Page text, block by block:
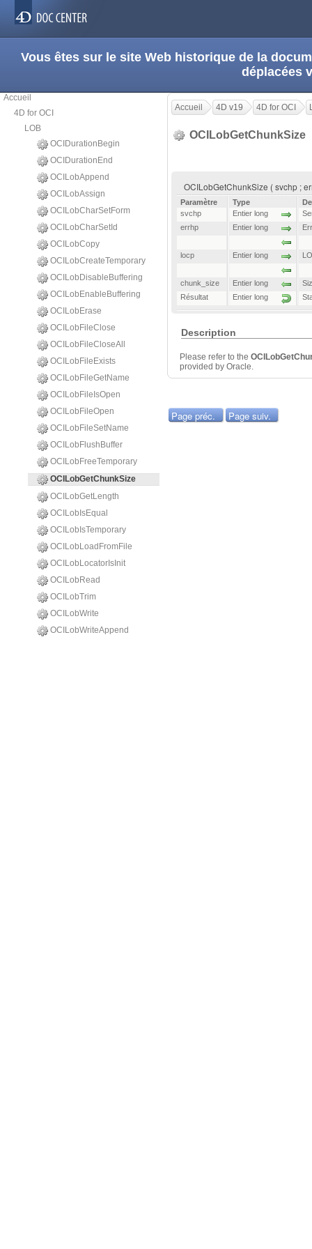
Vous êtes sur le site Web historique de la
déplacées
Accueil
4D for OCI
LOB
OCIDurationBegin
OCIDurationEnd
OCILobAppend
OCILobAssign
OCILobCharSetForm
OCILobCharSetId
OCILobCopy
OCILobCreateTemporary
OCILobDisableBuffering
OCILobEnableBuffering
OCILobErase
OCILobFileClose
OCILobFileCloseAll
OCILobFileExists
OCILobFileGetName
OCILobFileIsOpen
OCILobFileOpen
OCILobFileSetName
OCILobFlushBuffer
OCILobFreeTemporary
OCILobGetChunkSize
OCILobGetLength
OCILobIsEqual
OCILobIsTemporary
OCILobLoadFromFile
OCILobLocatorIsInit
OCILobRead
OCILobTrim
OCILobWrite
OCILobWriteAppend
Accueil 4D v19 4D for OCI
OCILobGetChunkSize
OCILobGetChunkSize ( svchp ;
Paramètre Type
svchp
Entier long
errhp
Entier long
locp Entier long
chunk_size Entier long
Résultat
Entier long
Description
Please refer to the
provided by Oracle.
Page préc. Page suiv.